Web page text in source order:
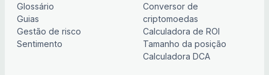
Glossário
Guias
Gestão de risco
Sentimento
Conversor de
criptomoedas
Calculadora de ROI
Tamanho da posição
Calculadora DCA